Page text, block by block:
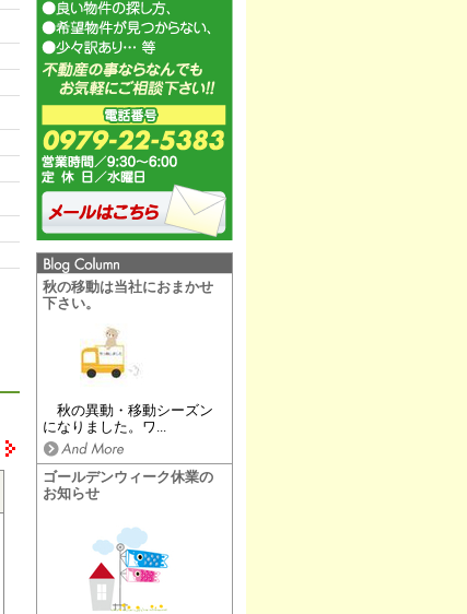
秋の移動は当社におまかせ
下さい。
秋の異動・移動シーズン
になりました。ワ...
ゴールデンウィーク休業の
お知らせ